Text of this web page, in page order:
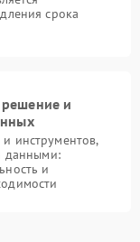
срока
и
инструментов,
данными:
и